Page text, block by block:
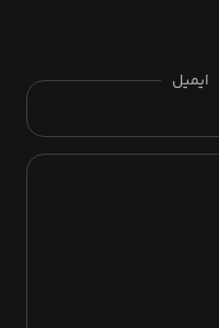
ایمیل